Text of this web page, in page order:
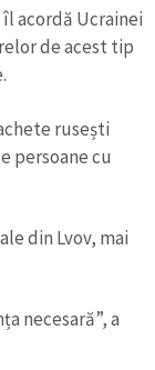
acordă Ucrainei
de acest tip
rusești
persoane cu
din Lvov, mai
necesară”, a